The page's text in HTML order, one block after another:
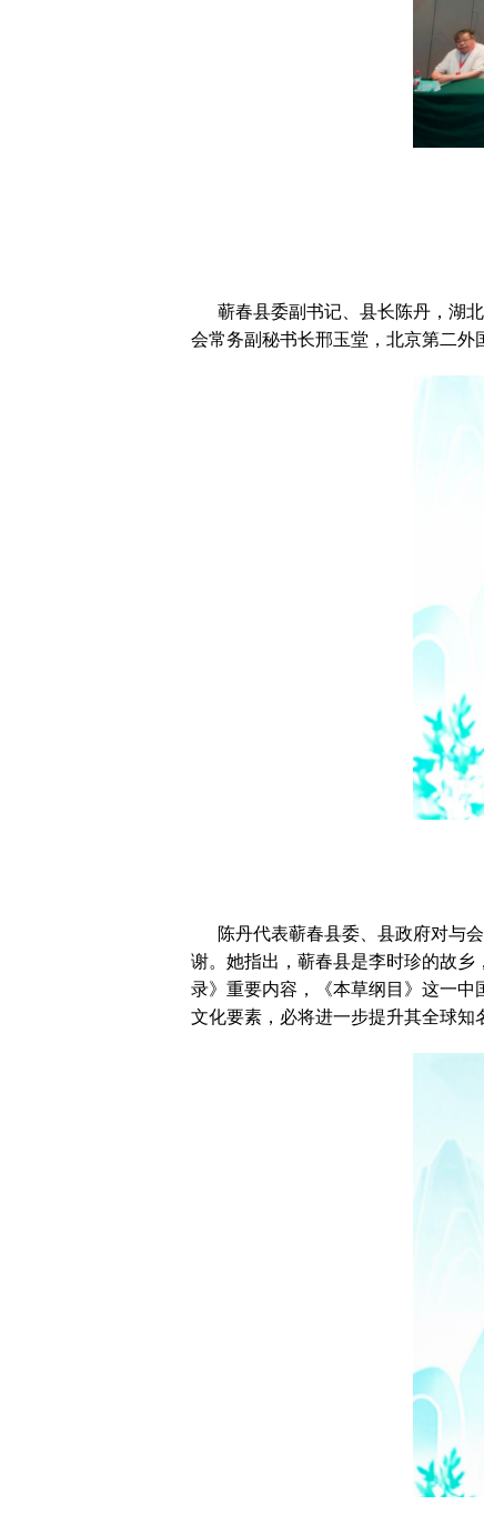
蕲春县委副书记、县长陈丹，湖北
会常务副秘书长邢玉堂，北京第二外
陈丹代表蕲春县委、县政府对与会
谢。她指出，蕲春县是李时珍的故
录》重要内容，《本草纲目》这一
文化要素，必将进一步提升其全球知